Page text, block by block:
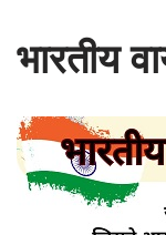
भारतीय